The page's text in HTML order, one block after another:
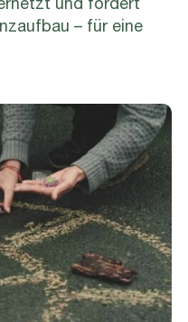
und fördert
– für eine